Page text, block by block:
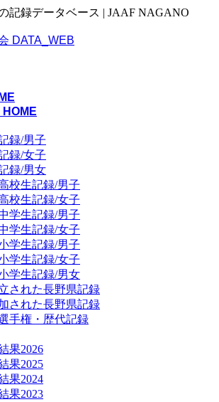
記録データベース | JAAF NAGANO
録/男子
録/女子
録/男女
校生記録/男子
校生記録/女子
学生記録/男子
学生記録/女子
学生記録/男子
学生記録/女子
学生記録/男女
された長野県記録
された長野県記録
手権・歴代記録
果2026
果2025
果2024
果2023